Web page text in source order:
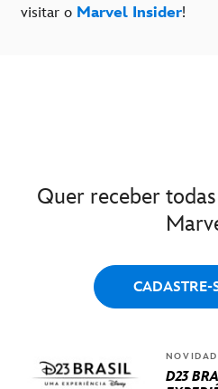
visitar o Marvel Insider!
Quer receber
CADASTRE-
D23